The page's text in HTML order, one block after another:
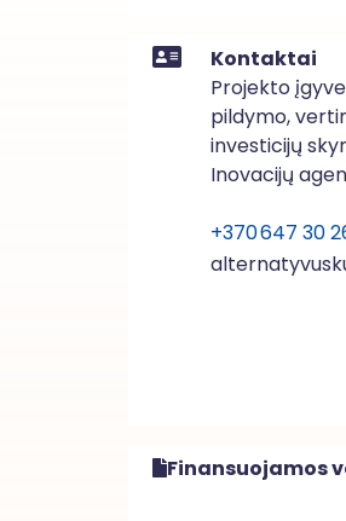
Kontaktai
Projekto
pildymo,
investicijų
Inovacijų
+370 647 30
Finansuojamos